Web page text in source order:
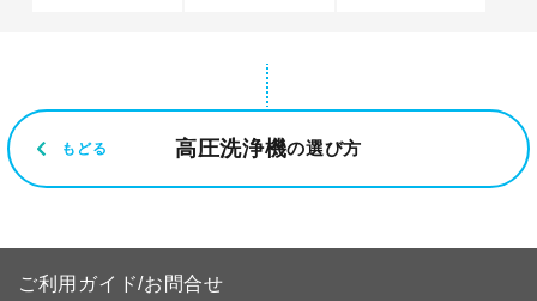
もどる 高圧洗浄機の選び方
ご利用ガイド/お問合せ